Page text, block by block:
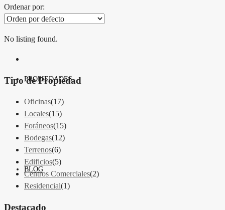
PROPIEDADES
BLOG
Ordenar por:
No listing found.
Tipo de Propiedad
Oficinas(17)
Locales(15)
Foráneos(15)
Bodegas(12)
Terrenos(6)
Edificios(5)
Centros Comerciales(2)
Residencial(1)
Destacado